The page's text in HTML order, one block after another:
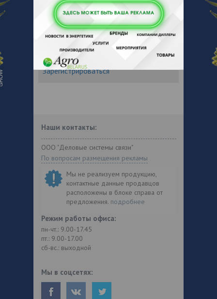
Отзывы
Чтобы оставить комментарий или
выставить рейтинг, нужно
или
Зарегистрироваться
Наши контакты:
ООО "Деловые системы связи"
По вопросам размещения рекламы
Мы не реализуем продукцию,
контактные данные продавцов
расположены в блоке справа от
предложения. подробнее
Режим работы офиса:
пн-чт.: 9.00-17.45
пт.: 9.00-17.00
сб-вс.: выходной
Мы в соцсетях: